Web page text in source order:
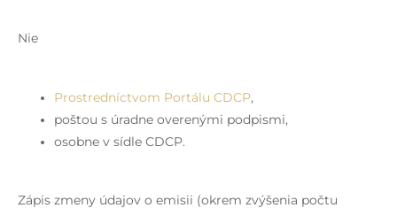
Nie
Prostredníctvom Portálu CDCP,
poštou s úradne overenými podpismi,
osobne v sídle CDCP.
Zápis zmeny údajov o emisii (okrem zvýšenia počtu